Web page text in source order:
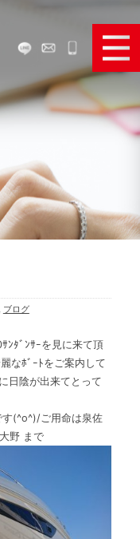
ブログ
ﾝﾀﾞﾝｻｰを見に来て頂
なﾎﾞｰﾄをご案内して
日陰が出来てとって
す(^o^)/ご用命は泉佐
野 まで